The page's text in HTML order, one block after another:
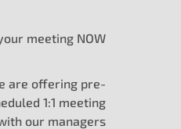
meeting NOW
are offering pre-
1:1 meeting
our managers